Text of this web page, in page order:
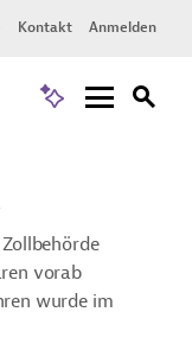
Kontakt Anmelden
vorab
wurde im